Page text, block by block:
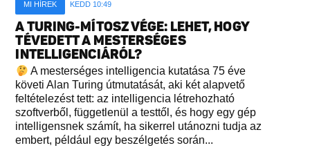
MI HÍREK KEDD 10:49
A TURING-MÍTOSZ VÉGE: LEHET, HOGY
TÉVEDETT A MESTERSÉGES
INTELLIGENCIÁRÓL?
A mesterséges intelligencia kutatása 75 éve
követi Alan Turing útmutatását, aki két alapvető
feltételezést tett: az intelligencia létrehozható
szoftverből, függetlenül a testtől, és hogy egy gép
intelligensnek számít, ha sikerrel utánozni tudja az
embert, például egy beszélgetés során...